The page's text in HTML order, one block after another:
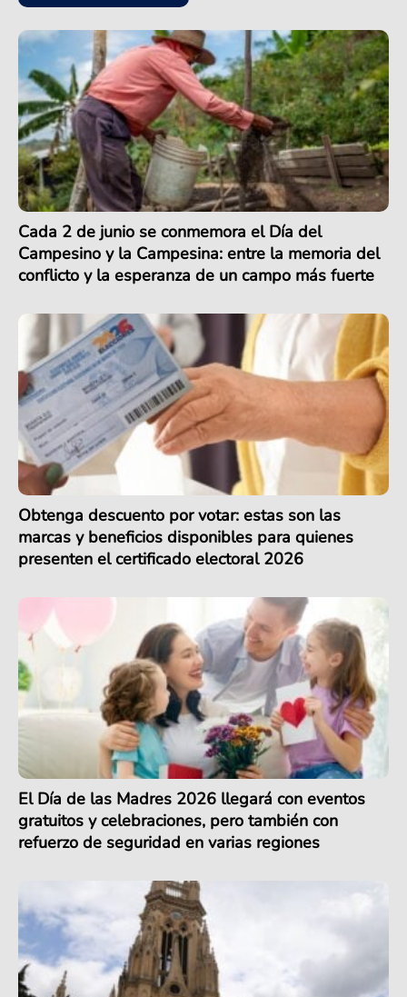
Cada 2 de junio se conmemora el Día del
Campesino y la Campesina: entre la memoria del
conflicto y la esperanza de un campo más fuerte
Obtenga descuento por votar: estas son las
marcas y beneficios disponibles para quienes
presenten el certificado electoral 2026
El Día de las Madres 2026 llegará con eventos
gratuitos y celebraciones, pero también con
refuerzo de seguridad en varias regiones